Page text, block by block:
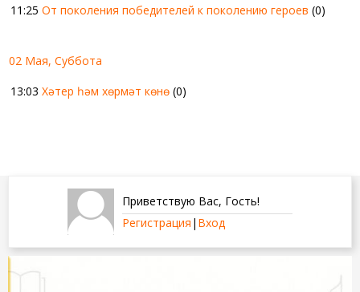
11:25 От поколения победителей к поколению героев (0)
02 Мая, Суббота
13:03 Хәтер һәм хөрмәт көнө (0)
Приветствую Вас, Гость!
Регистрация | Вход